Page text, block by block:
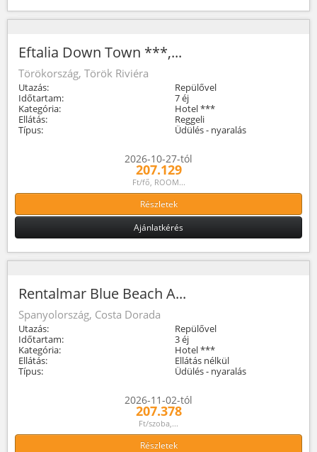
Eftalia Down Town ***,...
Törökország, Török Riviéra
Utazás:
Repülővel
Időtartam:
7 éj
Kategória:
Hotel ***
Ellátás:
Reggeli
Típus:
Üdülés - nyaralás
2026-10-27-tól
207.129
Ft/fő, ROOM...
Részletek
Ajánlatkérés
Rentalmar Blue Beach A...
Spanyolország, Costa Dorada
Utazás:
Repülővel
Időtartam:
3 éj
Kategória:
Hotel ***
Ellátás:
Ellátás nélkül
Típus:
Üdülés - nyaralás
2026-11-02-tól
207.378
Ft/szoba,...
Részletek